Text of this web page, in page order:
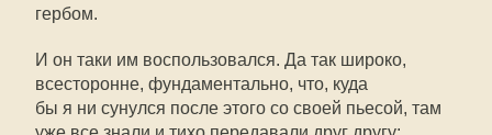
гербом.
И он таки им воспользовался. Да так широко,
всесторонне, фундаментально, что, куда
бы я ни сунулся после этого со своей пьесой, там